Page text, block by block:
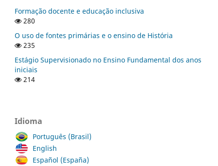
Formação docente e educação inclusiva
280
O uso de fontes primárias e o ensino de História
235
Estágio Supervisionado no Ensino Fundamental dos anos
iniciais
214
Idioma
Português (Brasil)
English
Español (España)